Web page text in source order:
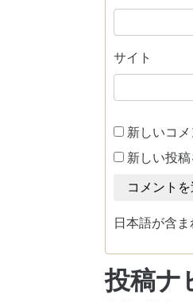
サイト
新しいコ
新しい投
日本語が含
投稿ナ